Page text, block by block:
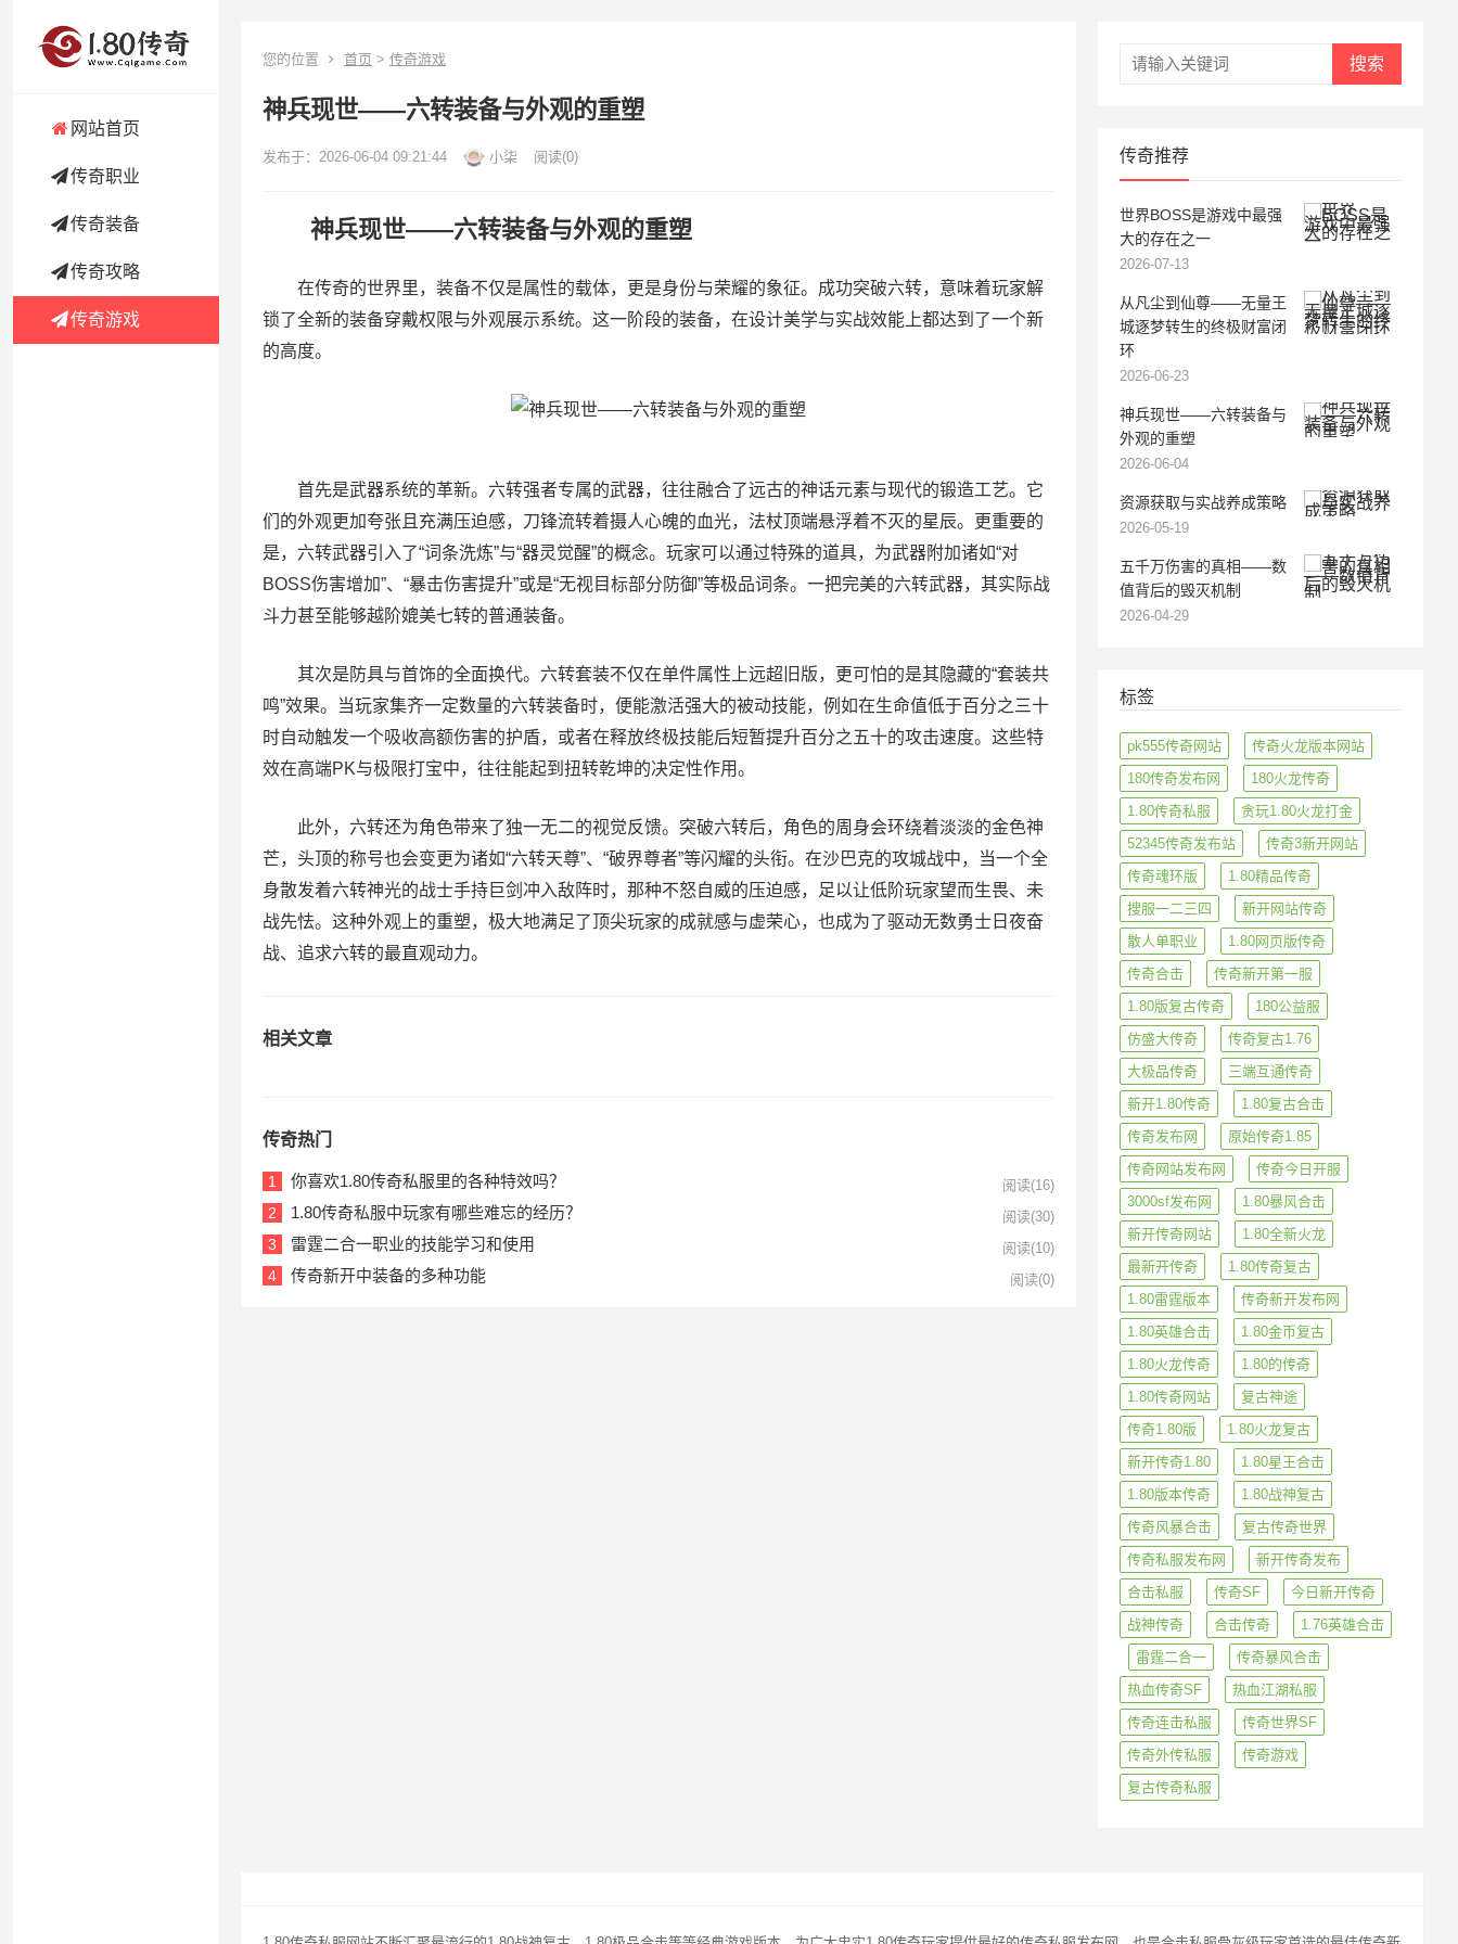
网站首页
传奇职业
传奇装备
传奇攻略
传奇游戏
您的位置 首页 > 传奇游戏
神兵现世——六转装备与外观的重塑
发布于：2026-06-04 09:21:44 小柒 阅读(0)
神兵现世——六转装备与外观的重塑
在传奇的世界里，装备不仅是属性的载体，更是身份与荣耀的象征。成功突破六转，意味着玩家解
锁了全新的装备穿戴权限与外观展示系统。这一阶段的装备，在设计美学与实战效能上都达到了一个新
的高度。
首先是武器系统的革新。六转强者专属的武器，往往融合了远古的神话元素与现代的锻造工艺。它
们的外观更加夸张且充满压迫感，刀锋流转着摄人心魄的血光，法杖顶端悬浮着不灭的星辰。更重要的
是，六转武器引入了“词条洗炼”与“器灵觉醒”的概念。玩家可以通过特殊的道具，为武器附加诸如“对
BOSS伤害增加”、“暴击伤害提升”或是“无视目标部分防御”等极品词条。一把完美的六转武器，其实际战
斗力甚至能够越阶媲美七转的普通装备。
其次是防具与首饰的全面换代。六转套装不仅在单件属性上远超旧版，更可怕的是其隐藏的“套装共
鸣”效果。当玩家集齐一定数量的六转装备时，便能激活强大的被动技能，例如在生命值低于百分之三十
时自动触发一个吸收高额伤害的护盾，或者在释放终极技能后短暂提升百分之五十的攻击速度。这些特
效在高端PK与极限打宝中，往往能起到扭转乾坤的决定性作用。
此外，六转还为角色带来了独一无二的视觉反馈。突破六转后，角色的周身会环绕着淡淡的金色神
芒，头顶的称号也会变更为诸如“六转天尊”、“破界尊者”等闪耀的头衔。在沙巴克的攻城战中，当一个全
身散发着六转神光的战士手持巨剑冲入敌阵时，那种不怒自威的压迫感，足以让低阶玩家望而生畏、未
战先怯。这种外观上的重塑，极大地满足了顶尖玩家的成就感与虚荣心，也成为了驱动无数勇士日夜奋
战、追求六转的最直观动力。
相关文章
传奇热门
1 你喜欢1.80传奇私服里的各种特效吗？ 阅读(16)
2 1.80传奇私服中玩家有哪些难忘的经历？ 阅读(30)
3 雷霆二合一职业的技能学习和使用 阅读(10)
4 传奇新开中装备的多种功能 阅读(0)
搜索
传奇推荐
世界BOSS是游戏中最强
大的存在之一
2026-07-13
从凡尘到仙尊——无量王
城逐梦转生的终极财富闭
环
2026-06-23
神兵现世——六转装备与
外观的重塑
2026-06-04
资源获取与实战养成策略
2026-05-19
五千万伤害的真相——数
值背后的毁灭机制
2026-04-29
标签
pk555传奇网站
传奇火龙版本网站
180传奇发布网
180火龙传奇
1.80传奇私服
贪玩1.80火龙打金
52345传奇发布站
传奇3新开网站
传奇魂环版
1.80精品传奇
搜服一二三四
新开网站传奇
散人单职业
1.80网页版传奇
传奇合击
传奇新开第一服
1.80版复古传奇
180公益服
仿盛大传奇
传奇复古1.76
大极品传奇
三端互通传奇
新开1.80传奇
1.80复古合击
传奇发布网
原始传奇1.85
传奇网站发布网
传奇今日开服
3000sf发布网
1.80暴风合击
新开传奇网站
1.80全新火龙
最新开传奇
1.80传奇复古
1.80雷霆版本
传奇新开发布网
1.80英雄合击
1.80金币复古
1.80火龙传奇
1.80的传奇
1.80传奇网站
复古神途
传奇1.80版
1.80火龙复古
新开传奇1.80
1.80星王合击
1.80版本传奇
1.80战神复古
传奇风暴合击
复古传奇世界
传奇私服发布网
新开传奇发布
合击私服
传奇SF
今日新开传奇
战神传奇
合击传奇
1.76英雄合击
雷霆二合一
传奇暴风合击
热血传奇SF
热血江湖私服
传奇连击私服
传奇世界SF
传奇外传私服
传奇游戏
复古传奇私服